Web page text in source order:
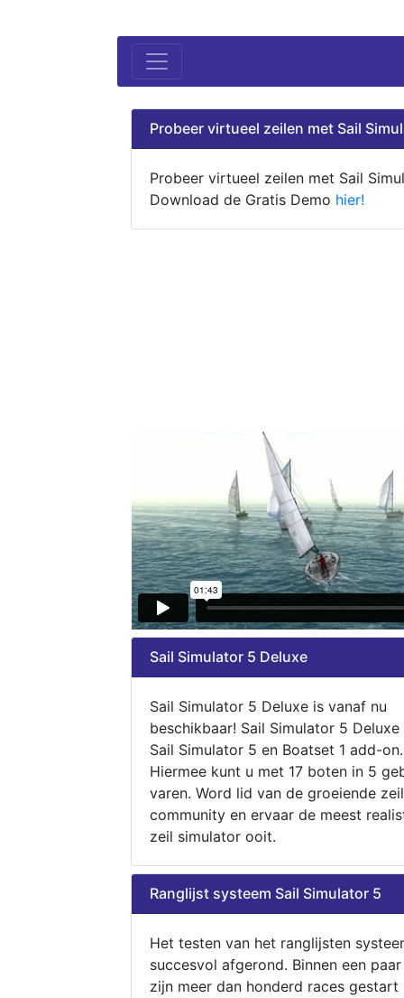
Probeer virtueel zeilen met Sail
Probeer virtueel zeilen met Sail
Download de Gratis Demo hier!
Sail Simulator 5 Deluxe
Sail Simulator 5 Deluxe is vanaf nu
beschikbaar! Sail Simulator 5
Sail Simulator 5 en Boatset 1 add-on.
Hiermee kunt u met 17 boten in 5
varen. Word lid van de groeiende zeil
community en ervaar de meest
zeil simulator ooit.
Ranglijst systeem Sail Simulator 5
Het testen van het ranglijsten
succesvol afgerond. Binnen een
zijn meer dan honderd races gestart